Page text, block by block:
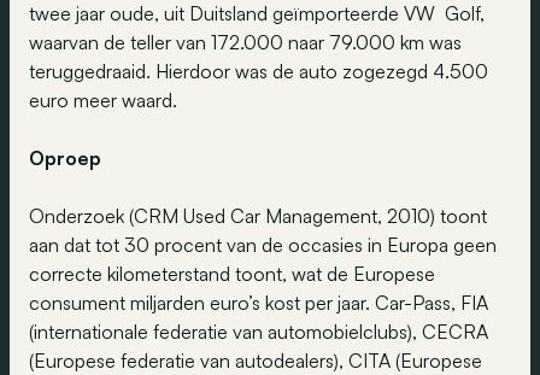
twee jaar oude, uit Duitsland geïmporteerde VW Golf,
waarvan de teller van 172.000 naar 79.000 km was
teruggedraaid. Hierdoor was de auto zogezegd 4.500
euro meer waard.
Oproep
Onderzoek (CRM Used Car Management, 2010) toont
aan dat tot 30 procent van de occasies in Europa geen
correcte kilometerstand toont, wat de Europese
consument miljarden euro’s kost per jaar. Car-Pass, FIA
(internationale federatie van automobielclubs), CECRA
(Europese federatie van autodealers), CITA (Europese